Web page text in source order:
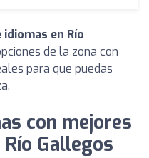
idiomas en Río
de la zona con
para que puedas
con mejores
Gallegos